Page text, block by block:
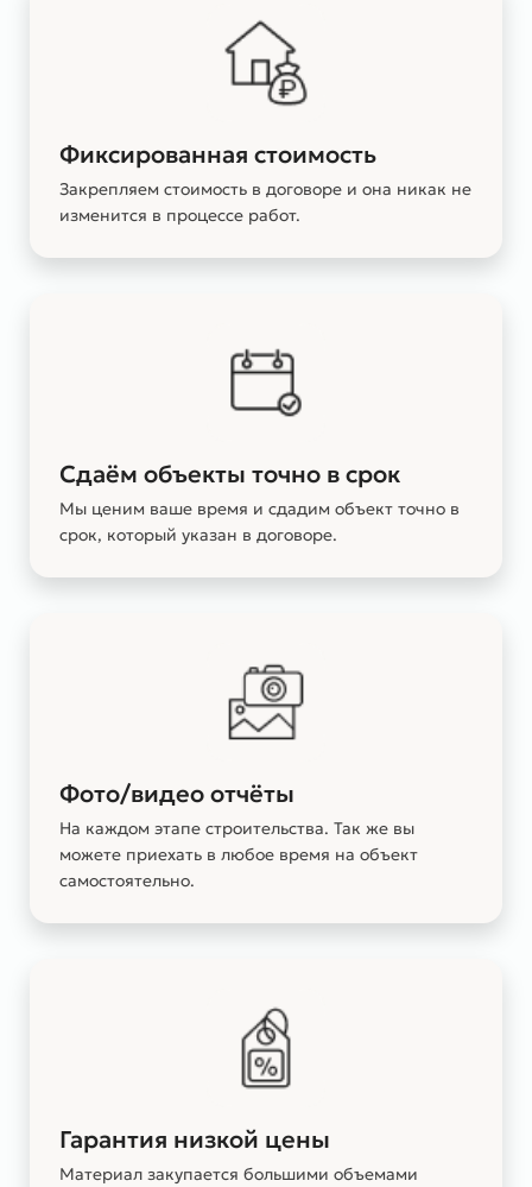
Фиксированная стоимость
Закрепляем стоимость в договоре и она никак не
изменится в процессе работ.
Сдаём объекты точно в срок
Мы ценим ваше время и сдадим объект точно в
срок, который указан в договоре.
Фото/видео отчёты
На каждом этапе строительства. Так же вы
можете приехать в любое время на объект
самостоятельно.
Гарантия низкой цены
Материал закупается большими объемами